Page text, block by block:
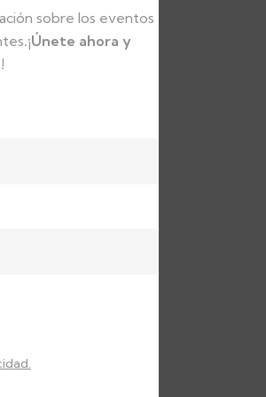
sobre los eventos
.¡Únete ahora y